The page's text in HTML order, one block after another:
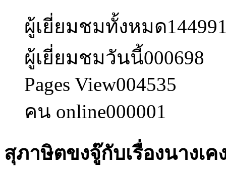
ผู้เยี่ยมชมทั้งหมด
ผู้เยี่ยมชมวันนี้000698
Pages View004535
คน online000001
สุภาษิตขงจู๊กับเรื่องนางเค